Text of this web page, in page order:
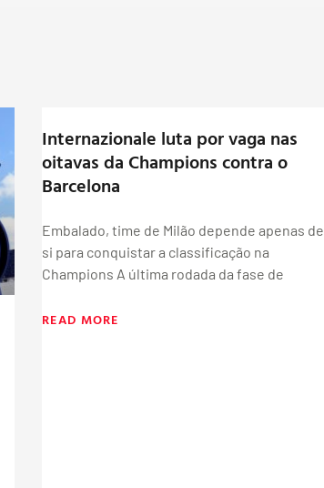
Internazionale luta por vaga nas
oitavas da Champions contra o
Barcelona
Embalado, time de Milão depende apenas de
si para conquistar a classificação na
Champions A última rodada da fase de
READ MORE